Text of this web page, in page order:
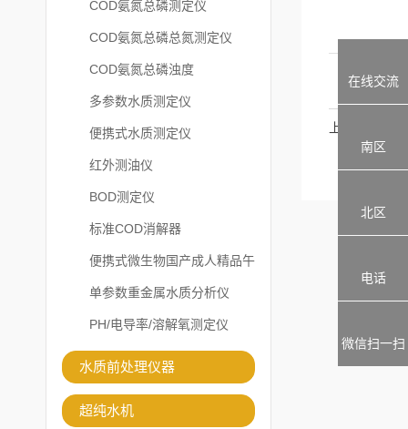
COD氨氮总磷测定仪
COD氨氮总磷总氮测定仪
COD氨氮总磷浊度
多参数水质测定仪
便携式水质测定仪
红外测油仪
BOD测定仪
标准COD消解器
便携式微生物国产成人精品午
夜福利APP
单参数重金属水质分析仪
PH/电导率/溶解氧测定仪
水质前处理仪器
超纯水机
上一篇：
在线交流
南区
北区
电话
微信扫一扫